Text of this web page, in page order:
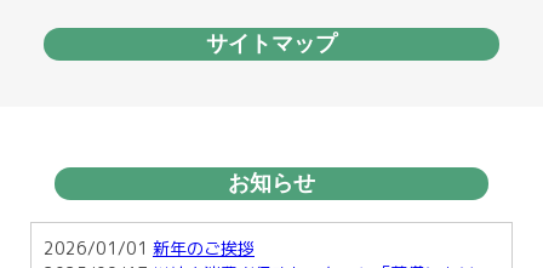
サイトマップ
お知らせ
2026/01/01 新年のご挨拶